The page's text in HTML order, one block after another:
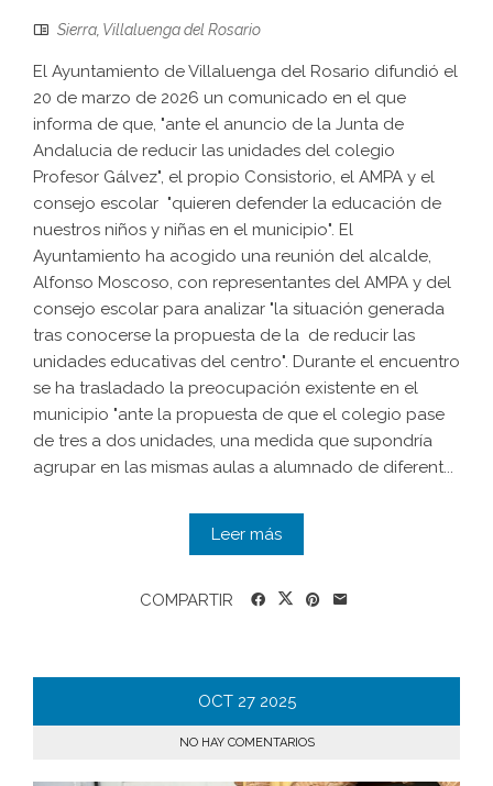
Sierra Villaluenga del Rosario
El Ayuntamiento de Villaluenga del Rosario difundió el
20 de marzo de 2026 un comunicado en el que
informa de que, "ante el anuncio de la Junta de
Andalucia de reducir las unidades del colegio
Profesor Gálvez", el propio Consistorio, el AMPA y el
consejo escolar "quieren defender la educación de
nuestros niños y niñas en el municipio". El
Ayuntamiento ha acogido una reunión del alcalde,
Alfonso Moscoso, con representantes del AMPA y del
consejo escolar para analizar "la situación generada
tras conocerse la propuesta de la de reducir las
unidades educativas del centro". Durante el encuentro
se ha trasladado la preocupación existente en el
municipio "ante la propuesta de que el colegio pase
de tres a dos unidades, una medida que supondría
agrupar en las mismas aulas a alumnado de diferent...
Leer más
COMPARTIR
OCT 27 2025
NO HAY COMENTARIOS